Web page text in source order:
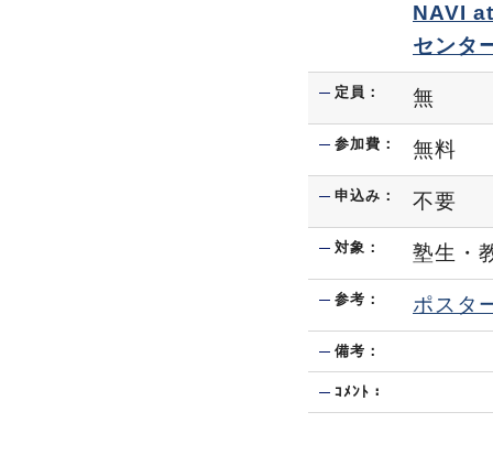
NAVI
センタ
定員： 無
参加費： 無料
申込み： 不要
対象： 塾生・
参考： ポスタ
備考：
ｺﾒﾝﾄ：